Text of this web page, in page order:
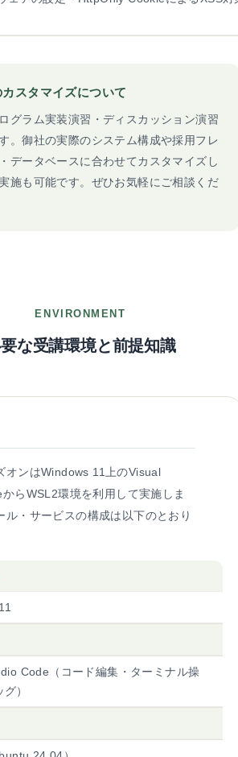
スタマイズについて
グラム実装演習・ディスカッション演習
。御社の実際のシステム構成や採用フレ
データベースに合わせてカスタマイズし
施も可能です。ぜひお気軽にご相談くだ
ENVIRONMENT
な受講環境と前提知識
オンはWindows 11上のVisual
らWSL2環境を利用して実施しま
ル・サービスの構成は以下のとおり
Code（コード編集・ターミナル操
）